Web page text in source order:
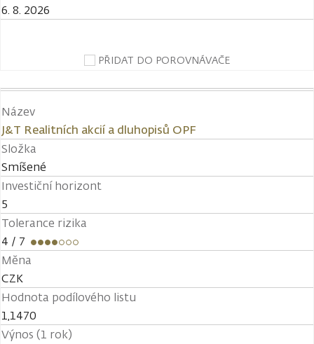
6. 8. 2026
PŘIDAT DO POROVNÁVAČE
Název
J&T Realitních akcií a dluhopisů OPF
Složka
Smíšené
Investiční horizont
5
Tolerance rizika
4 / 7
Měna
CZK
Hodnota podílového listu
1,1470
Výnos (1 rok)